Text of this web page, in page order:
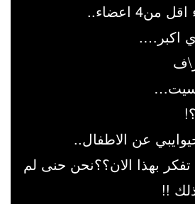
اكبر….
نسيت…
عن الاطفال..
بهذا الان؟؟نحن حنى لم
!!